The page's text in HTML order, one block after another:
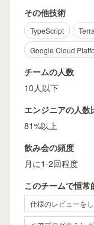
その他技術
TypeScript
Google Cloud
チームの人数
10人以下
エンジニアの人数
81%以上
飲み会の頻度
月に1-2回程度
このチームで恒
仕様のレビューを